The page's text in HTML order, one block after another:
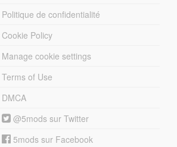
Politique de confidentialité
Cookie Policy
Manage cookie settings
Terms of Use
DMCA
@5mods sur Twitter
5mods sur Facebook